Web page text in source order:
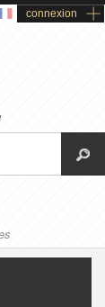
connexion